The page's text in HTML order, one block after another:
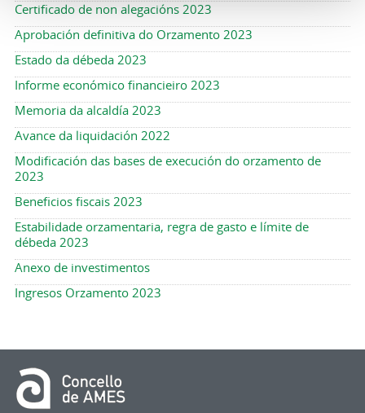
Certificado de non alegacións 2023
Aprobación definitiva do Orzamento 2023
Estado da débeda 2023
Informe económico financieiro 2023
Memoria da alcaldía 2023
Avance da liquidación 2022
Modificación das bases de execución do orzamento de
2023
Beneficios fiscais 2023
Estabilidade orzamentaria, regra de gasto e límite de
débeda 2023
Anexo de investimentos
Ingresos Orzamento 2023